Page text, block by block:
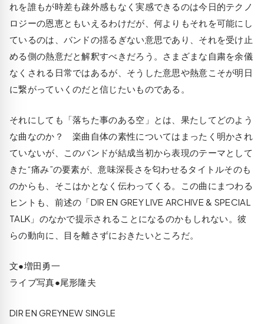
れを誰もが時差も疎外感もなく実感できるのは今日的テクノ
ロジーの恩恵ともいえるわけだが、何よりもそれを可能にし
ているのは、バンドの揺るぎない意思であり、それを受け止
める側の熱意だと解釈すべきだろう。さまざまな自粛を余儀
なくされる日常ではあるが、そうした意思や熱意こそが明日
に繋がっていくのだと信じたいものである。
それにしても「落ちた事のある空」とは、果たしてどのよう
な曲なのか？ 楽曲自体の素性についてはまったく明かされ
ていないが、このバンドが結成当初から表現のテーマとして
きた“痛み”の要素が、意味深長さを匂わせるタイトルそのも
のからも、そこはかとなく伝わってくる。この曲にまつわる
ヒントも、前述の「DIR EN GREY LIVE ARCHIVE & SPECIAL
TALK」のなかで提示されることになるのかもしれない。彼
らの動向に、目を離さずにおきたいところだ。
文●増田勇一
ライブ写真●尾形隆夫
DIR EN GREYNEW SINGLE